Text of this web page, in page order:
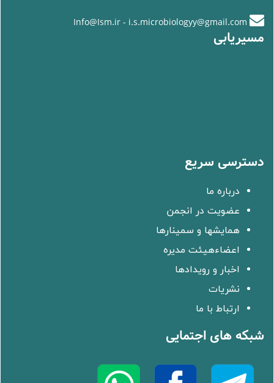
مسیریابی
دسترسی سریع
درباره ما
عضویت در انجمن
همایشها و سمینارها
اعضاءهیئت مدیره
اخبار و رویدادها
نشریات
ارتباط با ما
شبکه های اجتمایی